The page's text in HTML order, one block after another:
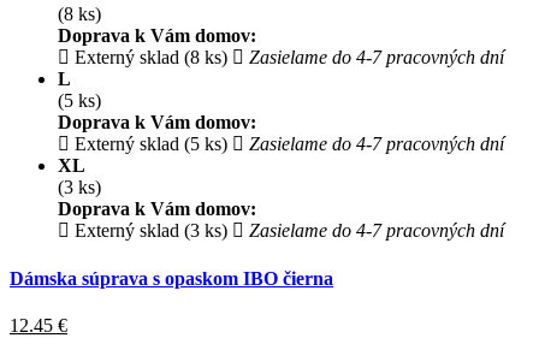
(8 ks)
Doprava k Vám domov:
Externý sklad (8 ks)
Zasielame do 4-7 pracovných dní
L
(5 ks)
Doprava k Vám domov:
Externý sklad (5 ks)
Zasielame do 4-7 pracovných dní
XL
(3 ks)
Doprava k Vám domov:
Externý sklad (3 ks)
Zasielame do 4-7 pracovných dní
Dámska súprava s opaskom IBO čierna
12.45 €